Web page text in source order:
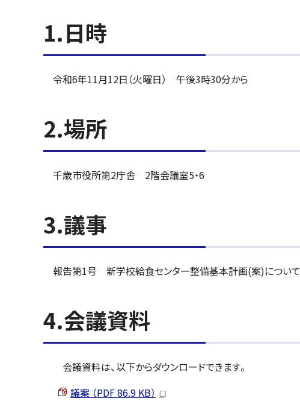
1.日時
令和6年11月12日（火曜日） 午後3時30分から
2.場所
千歳市役所第2庁舎 2階会議室5・6
3.議事
報告第1号 新学校給食センター整備基本計画(案)について
4.会議資料
会議資料は、以下からダウンロードできます。
議案 （PDF 86.9 KB）